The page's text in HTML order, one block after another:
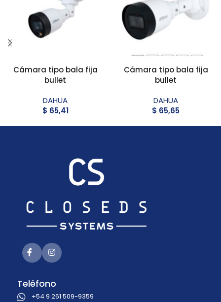
Cámara tipo bala fija
bullet
DAHUA
$ 65,41
Cámara tipo bala fija
bullet
DAHUA
$ 65,65
Teléfono
+54 9 261 509-9359